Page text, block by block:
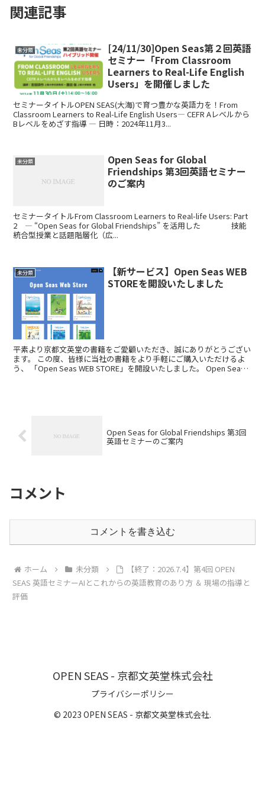
関連記事
未分類
[24/11/30]Open Seas第２回英語
セミナー「From Classroom
Learners to Real-Life English
Users」を開催しました
セミナータイトルOPEN SEAS(大海)で育つ豊かな英語力を！From
Classroom Learners to Real-Life English Users― CEFR Aレベルから
Bレベルをめざす指導 ― 日時：2024年11月3...
未分類
Open Seas for Global
Friendships 第3回英語セミナー
のご案内
セミナータイトルFrom Classroom Learners to Real-life Users: Part
2 ― “Open Seas for Global Friendships” を活用した 技能
統合型授業と話題階層化（広...
未分類
【新サービス】Open Seas WEB
STOREを開設いたしました
平素より京都文英堂の書籍をご愛顧いただき、誠にありがとうござい
ます。 この度、皆様に当社の書籍をより手軽にご購入いただけるよ
う、 「Open Seas WEB STORE」を開設いたしました。 Open Seas
Open Seas for Global Friendships 第3回
英語セミナーのご案内
コメント
コメントを書き込む
ホーム 未分類
【終了：2026.7.4】第4回 OPEN
SEAS 英語セミナーAIとこれからの英語教育のあり方 ＆ 現場の指導と
評価
OPEN SEAS - 京都文英堂株式会社
プライバシーポリシー
© 2023 OPEN SEAS - 京都文英堂株式会社.